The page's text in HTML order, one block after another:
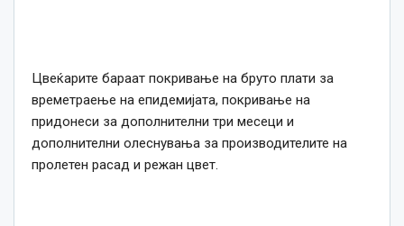
Цвеќарите бараат покривање на бруто плати за
времетраење на епидемијата, покривање на
придонеси за дополнителни три месеци и
дополнителни олеснувања за производителите на
пролетен расад и режан цвет.